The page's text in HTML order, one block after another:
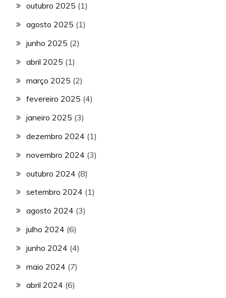
outubro 2025 (1)
agosto 2025 (1)
junho 2025 (2)
abril 2025 (1)
março 2025 (2)
fevereiro 2025 (4)
janeiro 2025 (3)
dezembro 2024 (1)
novembro 2024 (3)
outubro 2024 (8)
setembro 2024 (1)
agosto 2024 (3)
julho 2024 (6)
junho 2024 (4)
maio 2024 (7)
abril 2024 (6)